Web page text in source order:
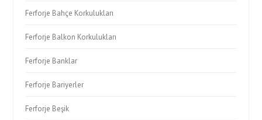
Ferforje Bahçe Korkulukları
Ferforje Balkon Korkulukları
Ferforje Banklar
Ferforje Bariyerler
Ferforje Beşik